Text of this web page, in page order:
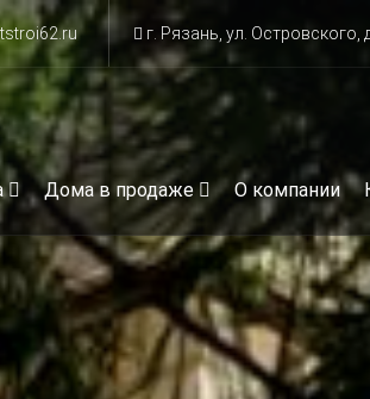
г. Рязань, ул. Островского,
Дома в продаже О компании